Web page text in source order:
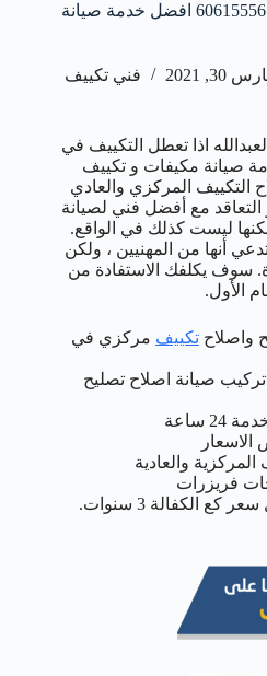
فني صيانة تكييف سعد العبدالله 60615556 افضل خدمة صيانة
30, 2021 فني تكييف
اذا تعطل التكييف في
صيانة مكيفات و تكييف
التكييف المركزي والعادي
التعاقد مع أفضل فني لصيانة
ليست كذلك في الواقع.
أنها من المهنيين ، ولكن
سوف يكلفك الاستفادة من
الأول.
واصلاح تكييف مركزي في
صيانة اصلاح تصليح
ساعة
والعادية
فريزرات
الكفالة 3 سنوات.